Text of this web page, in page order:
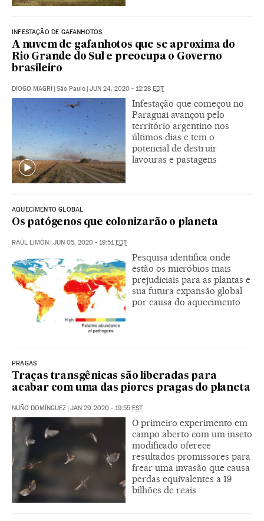
INFESTAÇÃO DE GAFANHOTOS
A nuvem de gafanhotos que se aproxima do
Rio Grande do Sul e preocupa o Governo
brasileiro
DIOGO MAGRI São Paulo JUN 24, 2020 - 12:28 EDT
Infestação que começou no
Paraguai avançou pelo
território argentino nos
últimos dias e tem o
potencial de destruir
lavouras e pastagens
AQUECIMENTO GLOBAL
Os patógenos que colonizarão o planeta
RAÚL LIMÓN | JUN 05, 2020 - 19:51EDT
Pesquisa identifica onde
estão os micróbios mais
prejudiciais para as plantas e
sua futura expansão global
por causa do aquecimento
PRAGAS
Traças transgênicas são liberadas para
acabar com uma das piores pragas do planeta
NUÑO DOMÍNGUEZ | JAN 29, 2020 - 19:55 EST
O primeiro experimento em
campo aberto com um inseto
modificado oferece
resultados promissores para
frear uma invasão que causa
perdas equivalentes a 19
bilhões de reais